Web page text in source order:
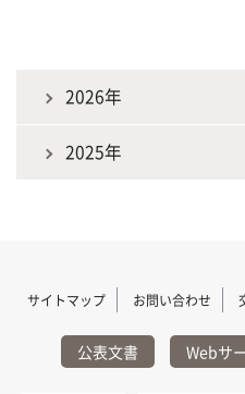
2026年
2025年
サイトマップ お問い合わせ
公表文書 Webサ